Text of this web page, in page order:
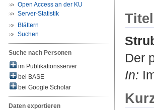
Open Access an der KU
Server-Statistik
Blättern
Suchen
Suche nach Personen
im Publikationsserver
bei BASE
bei Google Scholar
Daten exportieren
Der
In: